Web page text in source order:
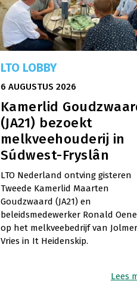
LTO LOBBY
6 AUGUSTUS 2026
Kamerlid
(JA21) bezoekt
melkveehouderij in
Súdwest-Fryslân
LTO Nederland ontving gisteren
Tweede Kamerlid Maarten
Goudzwaard (JA21) en
beleidsmedewerker Ronald
op het melkveebedrijf van
Vries in It Heidenskip.
Lees